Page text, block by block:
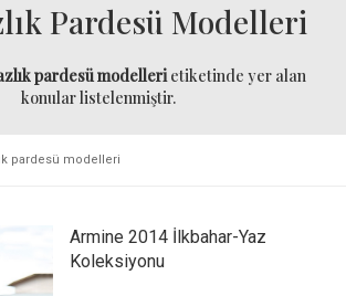
Pardesü Modelleri
pardesü modellerietiketinde yer alan
konular listelenmiştir.
pardesü modelleri
Armine 2014 İlkbahar-Yaz
Koleksiyonu